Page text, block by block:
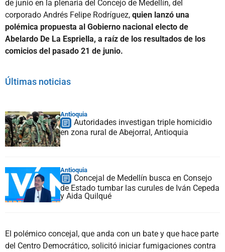
de junio en la plenaria del Concejo de Medellín, del
corporado Andrés Felipe Rodríguez, quien lanzó una
polémica propuesta al Gobierno nacional electo de
Abelardo De La Espriella, a raíz de los resultados de los
comicios del pasado 21 de junio.
Últimas noticias
Antioquia
Autoridades investigan triple homicidio
en zona rural de Abejorral, Antioquia
Antioquia
Concejal de Medellín busca en Consejo
de Estado tumbar las curules de Iván Cepeda
y Aida Quilqué
El polémico concejal, que anda con un bate y que hace parte
del Centro Democrático, solicitó iniciar fumigaciones contra